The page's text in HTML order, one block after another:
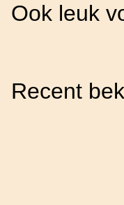
Ook leuk
Recent